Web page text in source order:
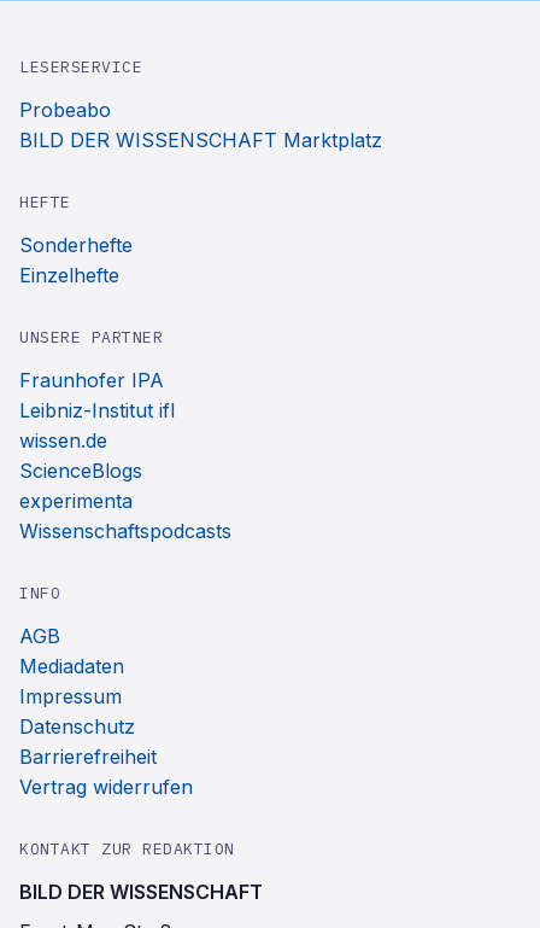
LESERSERVICE
Probeabo
BILD DER WISSENSCHAFT Marktplatz
HEFTE
Sonderhefte
Einzelhefte
UNSERE PARTNER
Fraunhofer IPA
Leibniz-Institut ifl
wissen.de
ScienceBlogs
experimenta
Wissenschaftspodcasts
INFO
AGB
Mediadaten
Impressum
Datenschutz
Barrierefreiheit
Vertrag widerrufen
KONTAKT ZUR REDAKTION
BILD DER WISSENSCHAFT